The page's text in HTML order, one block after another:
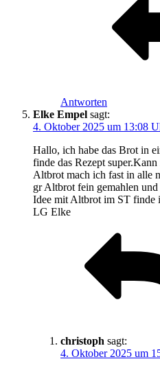
Antworten
Elke Empel sagt:
4. Oktober 2025 um 13:08
Hallo, ich habe das Brot in
finde das Rezept
Altbrot mach ich fast in alle
gr Altbrot fein gemahlen
Idee mit Altbrot im ST finde
LG Elke
christoph sagt:
4. Oktober 2025 um